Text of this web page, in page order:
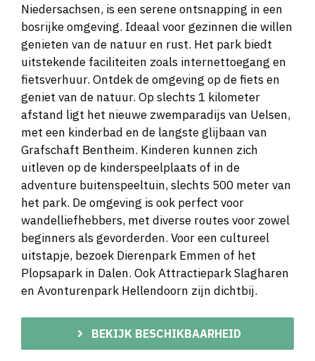
Niedersachsen, is een serene ontsnapping in een
bosrijke omgeving. Ideaal voor gezinnen die willen
genieten van de natuur en rust. Het park biedt
uitstekende faciliteiten zoals internettoegang en
fietsverhuur. Ontdek de omgeving op de fiets en
geniet van de natuur. Op slechts 1 kilometer
afstand ligt het nieuwe zwemparadijs van Uelsen,
met een kinderbad en de langste glijbaan van
Grafschaft Bentheim. Kinderen kunnen zich
uitleven op de kinderspeelplaats of in de
adventure buitenspeeltuin, slechts 500 meter van
het park. De omgeving is ook perfect voor
wandelliefhebbers, met diverse routes voor zowel
beginners als gevorderden. Voor een cultureel
uitstapje, bezoek Dierenpark Emmen of het
Plopsapark in Dalen. Ook Attractiepark Slagharen
en Avonturenpark Hellendoorn zijn dichtbij.
BEKIJK BESCHIKBAARHEID